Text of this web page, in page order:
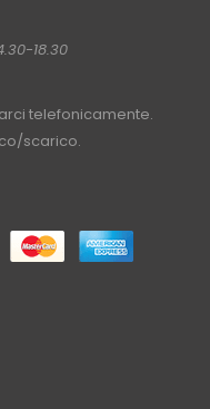
18.30
telefonicamente.
scarico.